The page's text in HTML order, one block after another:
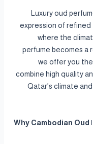
Luxury oud
expression of
where the
perfume becomes a
we offer you
combine high quality
Qatar’s climate
لماذا العود الكمبودي مثالي لأجواء قطر | Why Cambodian Oud